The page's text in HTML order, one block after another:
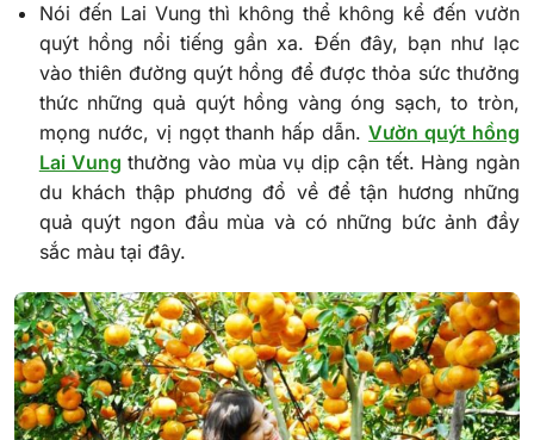
Nói đến Lai Vung thì không thể không kể đến vườn
quýt hồng nổi tiếng gần xa. Đến đây, bạn như lạc
vào thiên đường quýt hồng để được thỏa sức thưởng
thức những quả quýt hồng vàng óng sạch, to tròn,
mọng nước, vị ngọt thanh hấp dẫn.Vườn quýt hồng
Lai Vung thường vào mùa vụ dịp cận tết. Hàng ngàn
du khách thập phương đổ về để tận hương những
quả quýt ngon đầu mùa và có những bức ảnh đầy
sắc màu tại đây.